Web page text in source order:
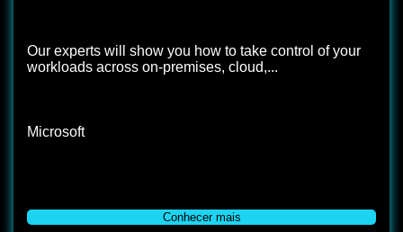
Our experts will show you how to take control of your
workloads across on-premises, cloud,...
Microsoft
Conhecer mais